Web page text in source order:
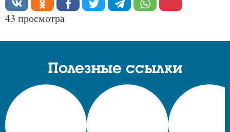
43 просмотра
Полезные ссылки